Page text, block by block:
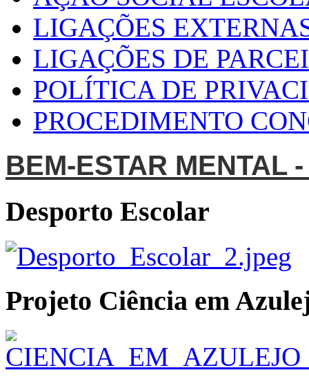
LIGAÇÕES
LIGAÇÕES DE
POLÍTICA DE
PROCEDIMENTO
BEM-ESTAR MENTAL
Desporto Escolar
Projeto Ciência em